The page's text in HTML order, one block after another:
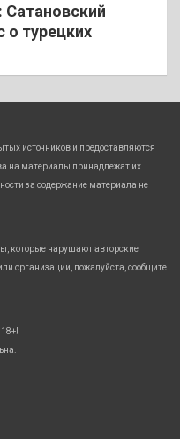
Сатановский
о турецких
источников и предоставляются
на материалы принадлежат их
за содержание материала не
которые нарушают авторские
организации, пожалуйста, сообщите